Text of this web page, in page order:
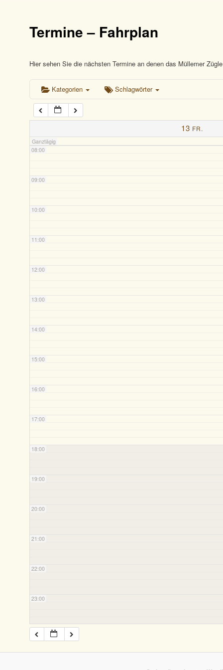
Termine – Fahrplan
Hier sehen Sie die nächsten Termine an denen das Müllemer
Kategorien Schlagwörter
13 FR.
Ganztägig
04:00
05:00
06:00
07:00
08:00
09:00
10:00
11:00
12:00
13:00
14:00
15:00
16:00
17:00
18:00
19:00
20:00
21:00
22:00
23:00